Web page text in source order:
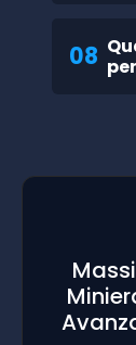
08